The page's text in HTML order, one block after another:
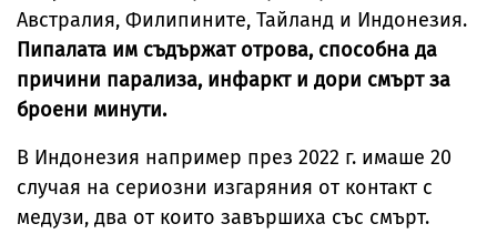
Австралия, Филипините, Тайланд и Индонезия.
Пипалата им съдържат отрова, способна да
причини парализа, инфаркт и дори смърт за
броени минути.
В Индонезия например през 2022 г. имаше 20
случая на сериозни изгаряния от контакт с
медузи, два от които завършиха със смърт.